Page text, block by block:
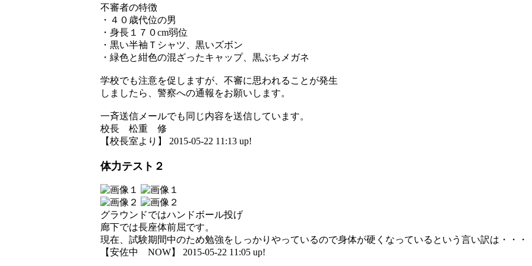
不審者の特徴
・４０歳代位の男
・身長１７０cm弱位
・黒い半袖Ｔシャツ、黒いズボン
・緑色と紺色の混ざったキャップ、黒ぶちメガネ
学校でも注意を促しますが、不審に思われることが発生
しましたら、警察への通報をお願いします。
一斉送信メールでも同じ内容を送信しています。
校長 松重 修
【校長室より】 2015-05-22 11:13 up!
体力テスト２
グラウンドではハンドボール投げ
廊下では長座体前屈です。
現在、試験期間中のため勉強をしっかりやっているので身体が硬くなっているという言い訳は・・・
【安佐中 NOW】 2015-05-22 11:05 up!